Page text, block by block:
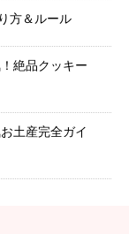
方＆ルール
絶品クッキー
土産完全ガイ